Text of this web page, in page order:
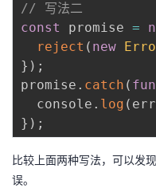
// 写法二
const
promise =
reject ( new
} ) ;
promise . catch (
  console
. log (
} ) ;
比较上面两种写法，可以发现
误。